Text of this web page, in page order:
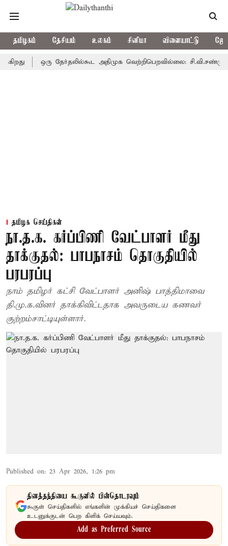
தமிழகம் தேசியம் உலகம் சினிமா விளையாட்டு
ஒரு தேர்தலில்கூட அதிமுக வெற்றிபெறவில்லை: சி.வி.சண்முகம்
தமிழக செய்திகள்
நா.த.க. கர்ப்பிணி வேட்பாளர் மீது
தாக்குதல்: பாபநாசம் தொகுதியில்
பரபரப்பு
நாம் தமிழர் கட்சி வேட்பாளர் அனிஷ் பாத்திமாவை
தி.மு.க.வினர் தாக்கிவிட்டதாக அவருடைய கணவர்
குற்றம்சாட்டியுள்ளார்.
Published on: 23 Apr 2026, 1:26 pm
தினத்தந்தியை கூகுளில் பின்தொடரவும்
கூகுள் செய்திகளில் எங்களின் முக்கியச் செய்திகளை
உடனுக்குடன் பெற கிளிக் செய்யவும்.
Add as Preferred Source